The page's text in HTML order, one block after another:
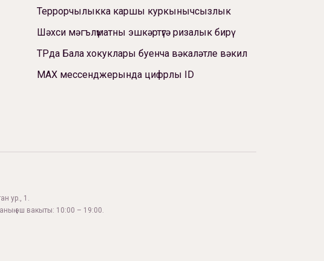
Террорчылыкка каршы куркынычсызлык
Шәхси мәгълүматны эшкәртүгә ризалык бирү
ТРда Бала хокуклары буенча вәкаләтле вәкил
МАХ мессенджерында цифрлы ID
ур., 1.
эш вакыты: 10:00 – 19:00.